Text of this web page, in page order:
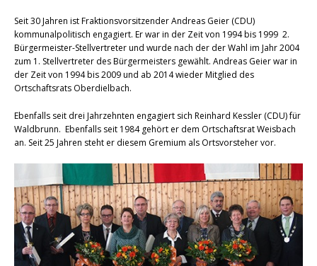
Seit 30 Jahren ist Fraktionsvorsitzender Andreas Geier (CDU)
kommunalpolitisch engagiert. Er war in der Zeit von 1994 bis 1999 2.
Bürgermeister-Stellvertreter und wurde nach der der Wahl im Jahr 2004
zum 1. Stellvertreter des Bürgermeisters gewählt. Andreas Geier war in
der Zeit von 1994 bis 2009 und ab 2014 wieder Mitglied des
Ortschaftsrats Oberdielbach.
Ebenfalls seit drei Jahrzehnten engagiert sich Reinhard Kessler (CDU) für
Waldbrunn. Ebenfalls seit 1984 gehört er dem Ortschaftsrat Weisbach
an. Seit 25 Jahren steht er diesem Gremium als Ortsvorsteher vor.